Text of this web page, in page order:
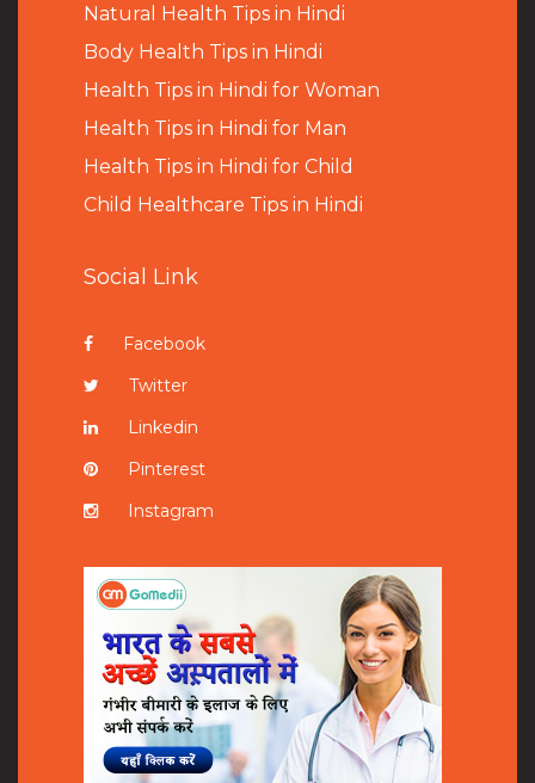
Natural Health Tips in Hindi
Body Health Tips in Hindi
Health Tips in Hindi for Woman
Health Tips in Hindi for Man
Health Tips in Hindi for Child
Child Healthcare Tips in Hindi
Social Link
Facebook
Twitter
Linkedin
Pinterest
Instagram